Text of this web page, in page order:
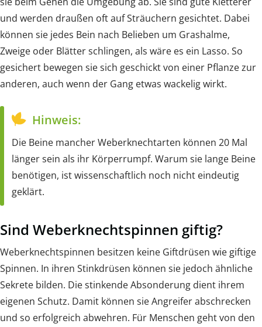
und werden draußen oft auf Sträuchern gesichtet. Dabei
können sie jedes Bein nach Belieben um Grashalme,
Zweige oder Blätter schlingen, als wäre es ein Lasso. So
gesichert bewegen sie sich geschickt von einer Pflanze zur
anderen, auch wenn der Gang etwas wackelig wirkt.
Hinweis:
Die Beine mancher Weberknechtarten können 20 Mal
länger sein als ihr Körperrumpf. Warum sie lange Beine
benötigen, ist wissenschaftlich noch nicht eindeutig
geklärt.
Sind Weberknechtspinnen giftig?
Weberknechtspinnen besitzen keine Giftdrüsen wie giftige
Spinnen. In ihren Stinkdrüsen können sie jedoch ähnliche
Sekrete bilden. Die stinkende Absonderung dient ihrem
eigenen Schutz. Damit können sie Angreifer abschrecken
und so erfolgreich abwehren. Für Menschen geht von den